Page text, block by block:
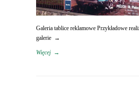
Galeria tablice reklamowe Przykładowe
galerie →
Więcej →